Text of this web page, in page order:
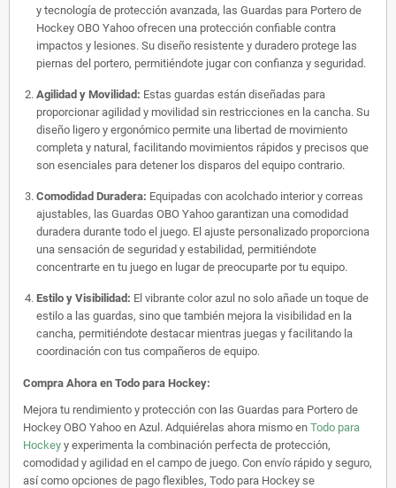
y tecnología de protección avanzada, las Guardas para Portero de
Hockey OBO Yahoo ofrecen una protección confiable contra
impactos y lesiones. Su diseño resistente y duradero protege las
piernas del portero, permitiéndote jugar con confianza y seguridad.
Agilidad y Movilidad: Estas guardas están diseñadas para
proporcionar agilidad y movilidad sin restricciones en la cancha. Su
diseño ligero y ergonómico permite una libertad de movimiento
completa y natural, facilitando movimientos rápidos y precisos que
son esenciales para detener los disparos del equipo contrario.
Comodidad Duradera: Equipadas con acolchado interior y correas
ajustables, las Guardas OBO Yahoo garantizan una comodidad
duradera durante todo el juego. El ajuste personalizado proporciona
una sensación de seguridad y estabilidad, permitiéndote
concentrarte en tu juego en lugar de preocuparte por tu equipo.
Estilo y Visibilidad: El vibrante color azul no solo añade un toque de
estilo a las guardas, sino que también mejora la visibilidad en la
cancha, permitiéndote destacar mientras juegas y facilitando la
coordinación con tus compañeros de equipo.
Compra Ahora en Todo para Hockey:
Mejora tu rendimiento y protección con las Guardas para Portero de
Hockey OBO Yahoo en Azul. Adquiérelas ahora mismo en Todo para
Hockey y experimenta la combinación perfecta de protección,
comodidad y agilidad en el campo de juego. Con envío rápido y seguro,
así como opciones de pago flexibles, Todo para Hockey se